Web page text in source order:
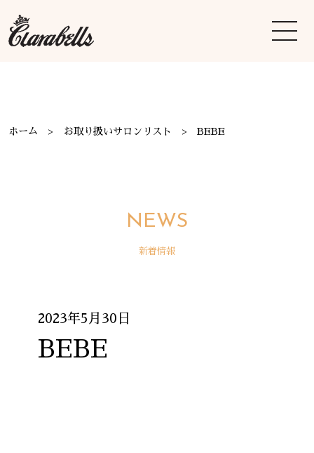
ホーム お取り扱いサロンリスト BEBE
NEWS
新着情報
2023年5月30日
BEBE